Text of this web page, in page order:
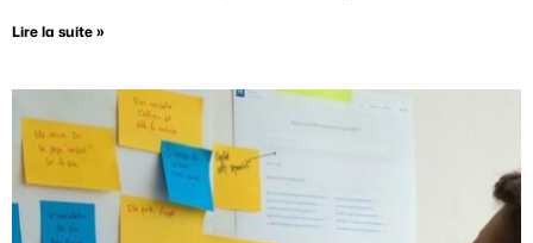
Lire la suite »